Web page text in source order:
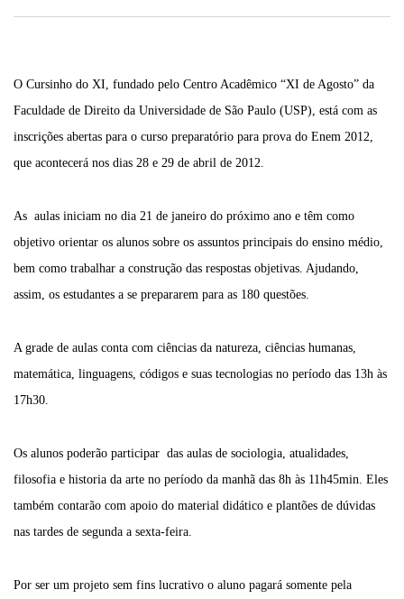
O Cursinho do XI, fundado pelo Centro Acadêmico “XI de Agosto” da
Faculdade de Direito da Universidade de São Paulo (USP), está com as
inscrições abertas para o curso preparatório para prova do Enem 2012,
que acontecerá nos dias 28 e 29 de abril de 2012.
As aulas iniciam no dia 21 de janeiro do próximo ano e têm como
objetivo orientar os alunos sobre os assuntos principais do ensino médio,
bem como trabalhar a construção das respostas objetivas. Ajudando,
assim, os estudantes a se prepararem para as 180 questões.
A grade de aulas conta com ciências da natureza, ciências humanas,
matemática, linguagens, códigos e suas tecnologias no período das 13h às
17h30.
Os alunos poderão participar das aulas de sociologia, atualidades,
filosofia e historia da arte no período da manhã das 8h às 11h45min. Eles
também contarão com apoio do material didático e plantões de dúvidas
nas tardes de segunda a sexta-feira.
Por ser um projeto sem fins lucrativo o aluno pagará somente pela